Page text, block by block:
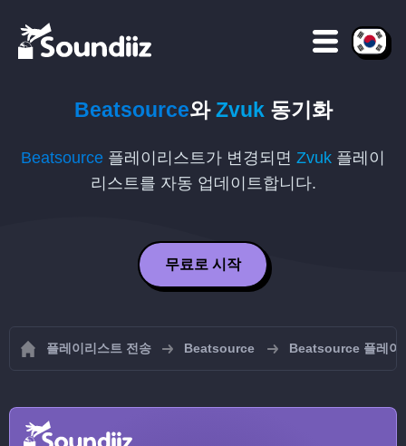
Beatsource와Zvuk동기화
Beatsource 플레이리스트가 변경되면 Zvuk 플레이
리스트를 자동 업데이트합니다.
무료로 시작
플레이리스트 전송 Beatsource Beatsource 플레이